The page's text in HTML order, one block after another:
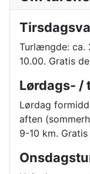
Turlængde: ca.
10.00. Gratis
Lørdags- /
Lørdag
aften
9-10 km.